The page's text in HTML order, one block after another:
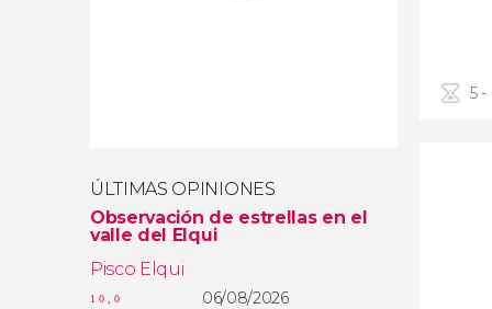
ÚLTIMAS OPINIONES
Observación de estrellas en el
valle del Elqui
Pisco Elqui
10,0
06/08/2026
5 -